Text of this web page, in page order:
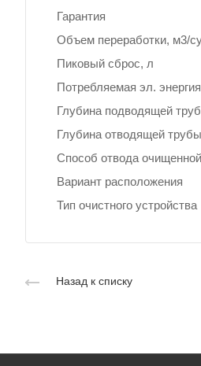
Гарантия
Объем переработки, м3/
Пиковый сброс, л
Потребляемая эл.
Глубина подводящей
Глубина отводящей
Способ отвода
Вариант расположения
Тип очистного устройства
Назад к списку